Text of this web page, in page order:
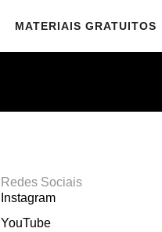
MATERIAIS GRATUITOS
Redes Sociais
Instagram
YouTube